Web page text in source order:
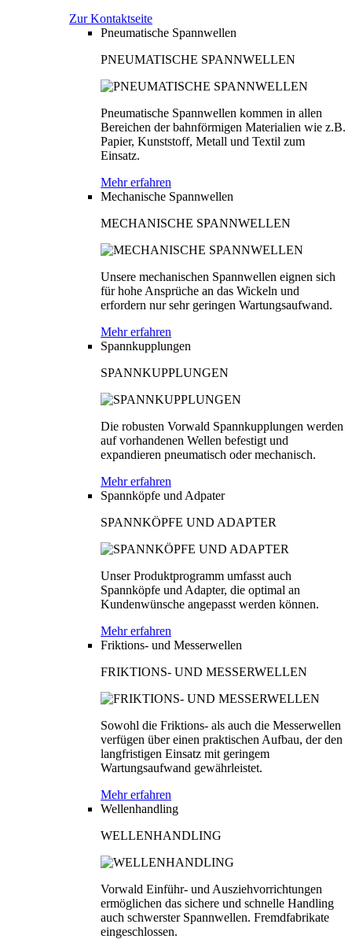
Zur Kontaktseite
Pneumatische Spannwellen
PNEUMATISCHE SPANNWELLEN
Pneumatische Spannwellen kommen in allen
Bereichen der bahnförmigen Materialien wie z.B.
Papier, Kunststoff, Metall und Textil zum
Einsatz.
Mehr erfahren
Mechanische Spannwellen
MECHANISCHE SPANNWELLEN
Unsere mechanischen Spannwellen eignen sich
für hohe Ansprüche an das Wickeln und
erfordern nur sehr geringen Wartungsaufwand.
Mehr erfahren
Spannkupplungen
SPANNKUPPLUNGEN
Die robusten Vorwald Spannkupplungen werden
auf vorhandenen Wellen befestigt und
expandieren pneumatisch oder mechanisch.
Mehr erfahren
Spannköpfe und Adpater
SPANNKÖPFE UND ADAPTER
Unser Produktprogramm umfasst auch
Spannköpfe und Adapter, die optimal an
Kundenwünsche angepasst werden können.
Mehr erfahren
Friktions- und Messerwellen
FRIKTIONS- UND MESSERWELLEN
Sowohl die Friktions- als auch die Messerwellen
verfügen über einen praktischen Aufbau, der den
langfristigen Einsatz mit geringem
Wartungsaufwand gewährleistet.
Mehr erfahren
Wellenhandling
WELLENHANDLING
Vorwald Einführ- und Ausziehvorrichtungen
ermöglichen das sichere und schnelle Handling
auch schwerster Spannwellen. Fremdfabrikate
eingeschlossen.